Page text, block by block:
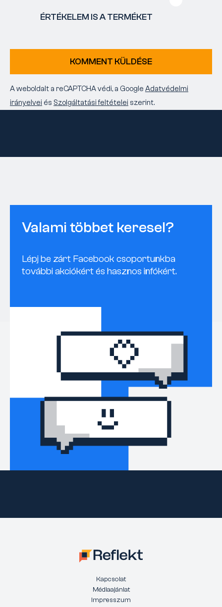
ÉRTÉKELEM IS A TERMÉKET
KOMMENT KÜLDÉSE
A weboldalt a reCAPTCHA védi, a Google Adatvédelmi
irányelvei és Szolgáltatási feltételei szerint.
Valami többet keresel?
Lépj be zárt Facebook csoportunkba
további akciókért és hasznos infókért.
Kapcsolat
Médiaajánlat
Impresszum